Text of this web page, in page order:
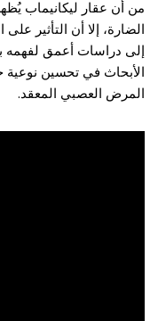
من أن عقار ليكانيماب
الضارة، إلا أن التأثير
إلى دراسات أعمق لفهمه
الأبحاث في تحسين نوعية
المرض العصبي المعقد.